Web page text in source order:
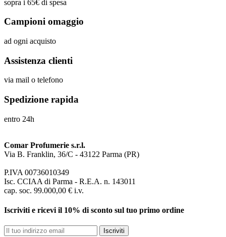
sopra i 65€ di spesa
Campioni omaggio
ad ogni acquisto
Assistenza clienti
via mail o telefono
Spedizione rapida
entro 24h
Comar Profumerie s.r.l.
Via B. Franklin, 36/C - 43122 Parma (PR)
P.IVA 00736010349
Isc. CCIAA di Parma - R.E.A. n. 143011
cap. soc. 99.000,00 € i.v.
Iscriviti e ricevi il 10% di sconto sul tuo primo ordine
Iscriviti